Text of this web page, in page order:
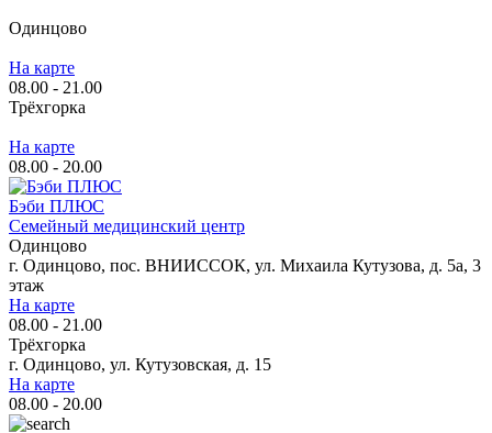
Одинцово
На карте
08.00 - 21.00
Трёхгорка
На карте
08.00 - 20.00
Бэби ПЛЮС
Семейный медицинский центр
Одинцово
г. Одинцово, пос. ВНИИССОК, ул. Михаила Кутузова, д. 5а, 3
этаж
На карте
08.00 - 21.00
Трёхгорка
г. Одинцово, ул. Кутузовская, д. 15
На карте
08.00 - 20.00